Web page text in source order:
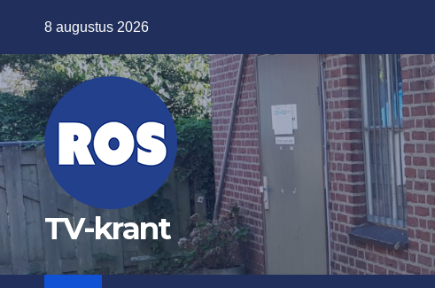
de
inhoud
8 augustus 2026
TV-krant